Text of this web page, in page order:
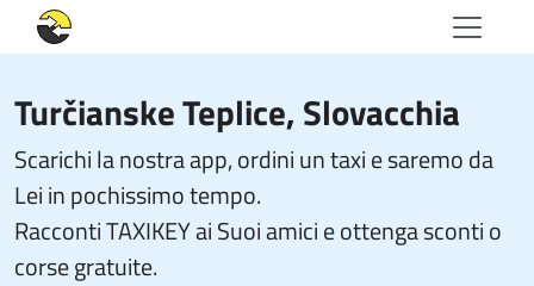
Turčianske Teplice, Slovacchia
Scarichi la nostra app, ordini un taxi e saremo da
Lei in pochissimo tempo.
Racconti TAXIKEY ai Suoi amici e ottenga sconti o
corse gratuite.